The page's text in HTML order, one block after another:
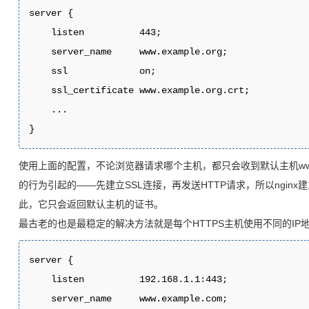
server {
    listen          443;
    server_name     www.example.org;
    ssl             on;
    ssl_certificate www.example.org.crt;
    ...
}
使用上面的配置，不论浏览器请求哪个主机，都只会收到默认主机
的行为引起的——先建立SSL连接，再发送HTTP请求，所以nginx
此，它只会返回默认主机的证书。
最古老的也是最稳定的解决方法就是每个HTTPS主机使用不同的IP
server {
    listen          192.168.1.1:443;
    server_name     www.example.com;